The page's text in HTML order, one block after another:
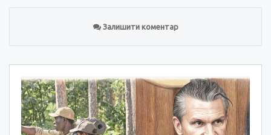
Залишити коментар